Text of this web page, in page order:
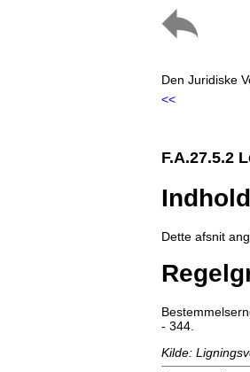
Den Juridiske
<<
F.A.27.5.2
Indhold
Dette afsnit
- 344.
Kilde: